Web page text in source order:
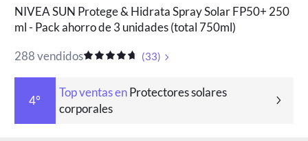
NIVEA SUN Protege & Hidrata Spray Solar FP50+ 250
ml - Pack ahorro de 3 unidades (total 750ml)
288 vendidos
(33)
4°
Top ventas enProtectores solares
corporales